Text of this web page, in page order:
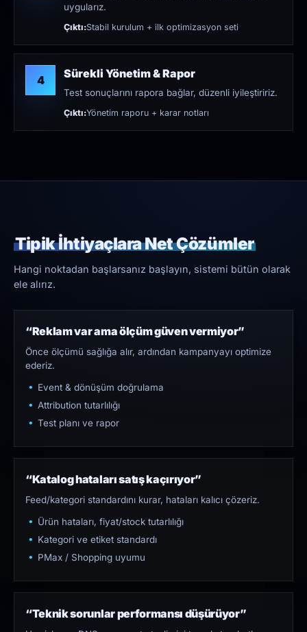
uygularız.
Çıktı:Stabil kurulum + ilk optimizasyon seti
4 Sürekli Yönetim & Rapor
Test sonuçlarını rapora bağlar, düzenli iyileştiririz.
Çıktı:Yönetim raporu + karar notları
Tipik İhtiyaçlara Net Çözümler
Hangi noktadan başlarsanız başlayın, sistemi bütün olarak
ele alırız.
“Reklam var ama ölçüm güven vermiyor”
Önce ölçümü sağlığa alır, ardından kampanyayı optimize
ederiz.
Event & dönüşüm doğrulama
Attribution tutarlılığı
Test planı ve rapor
“Katalog hataları satış kaçırıyor”
Feed/kategori standardını kurar, hataları kalıcı çözeriz.
Ürün hataları, fiyat/stock tutarlılığı
Kategori ve etiket standardı
PMax / Shopping uyumu
“Teknik sorunlar performansı düşürüyor”